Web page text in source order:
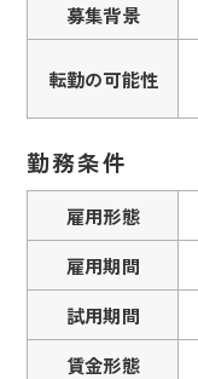
募集背景
転勤の可能性
勤務条件
雇用形態
雇用期間
試用期間
賃金形態